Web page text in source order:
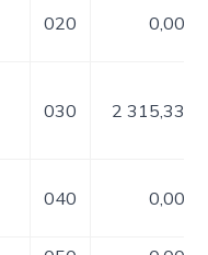
020 0,00
030 2 315,33
040 0,00